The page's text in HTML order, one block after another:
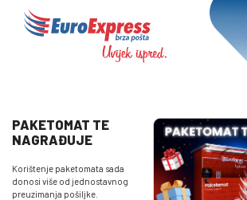
PAKETOMAT TE
NAGRAĐUJE
Korištenje paketomata sada
donosi više od jednostavnog
preuzimanja pošiljke.